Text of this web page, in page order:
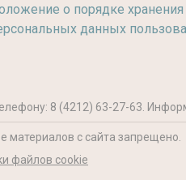
о порядке
данных
8 (4212) 63-27-63 .
материалов с сайта запрещено.
файлов cookie